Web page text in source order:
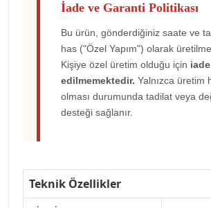
İade ve Garanti Politikası
Bu ürün, gönderdiğiniz saate ve
has ("Özel Yapım") olarak
Kişiye özel üretim olduğu için
edilmemektedir. Yalnızca üretim
olması durumunda tadilat veya
desteği sağlanır.
Teknik Özellikler